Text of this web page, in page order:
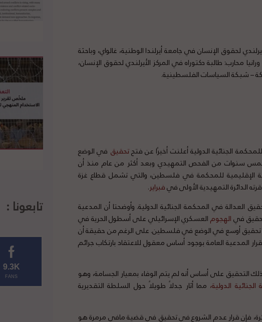
لحقوق الإنسان في جامعة أيرلندا الوطنية، غالواي، وباحثة
محارب: طالبة دكتوراه في المركز الأيرلندي لحقوق الإنسان،
شبكة السياسات الفلسطينية.
الجنائية الدولية أعلنت أخيرًا عن فتحتحقيق في الوضع
سنوات من الفحص التمهيدي وبعد أكثر من عام منذ أن
الإقليمية للمحكمة في فلسطين، والتي تشمل قطاع غزة
الدائرة التمهيدية الأولى فيفبراير.
العدالة في المحكمة الجنائية الدولية. وأوضحتا أن المدعية
فيالهجومالعسكري الإسرائيلي على أسطول الحرية في
أوسع في الوضع في فلسطين. على الرغم من حقيقة أن
عشرة أفراد وإصابة 50 آخرين، ومع إقرار المدعية العامة بوجود أساس معقول للاعتقاد بارتكاب جرائم
على أساس أنه لم يتم الوفاء بمعيار الجسامة، وهو
الجنائية الدولية، مما أثار جدلاً طويلاً حول السلطة التقديرية
فإن قرار عدم الشروع في تحقيق في قضية مافي مرمرة هو
تابعونا :
9.3K
FANS